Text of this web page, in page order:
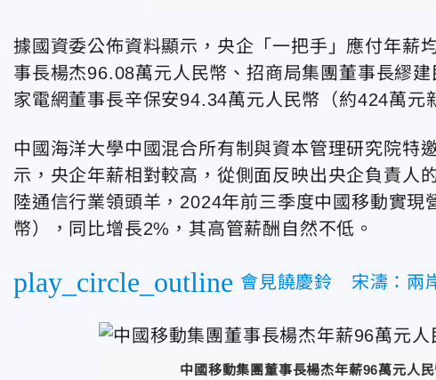
據國資委公佈資料顯示，央企「一把手」應付年薪
事長楊杰96.08萬元人民幣、招商局集團董事長繆
家電網董事長辛保安94.34萬元人民幣（約424萬元
中國海洋大學中國混合所有制與資本管理研究院特
示，央企年薪相對較高，從側面反映出央企負責人
陸通信行業領頭羊，2024年前三季度中國移動實
幣），同比增長2%，其高管薪酬自然不低。
play_circle_outline 會見饒慶鈴 宋濤：兩
中國移動集團董事長楊杰年薪96萬元人